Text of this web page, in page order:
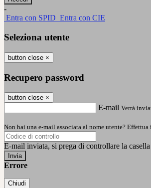
-
Entra con SPID Entra con CIE
Seleziona utente
button close ×
Recupero password
button close ×
E-mail Verrà
Non hai una e-mail associata al nome utente?
E-mail inviata, si prega di controllare la
Errore
Chiudi